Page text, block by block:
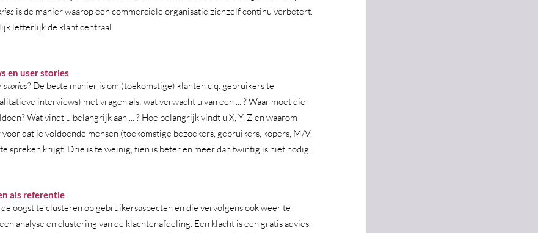
is de manier waarop een commerciële organisatie zichzelf continu verbetert.
letterlijk de klant centraal.
en user stories
stories? De beste manier is om (toekomstige) klanten c.q. gebruikers te
interviews) met vragen als: wat verwacht u van een ... ? Waar moet die
Wat vindt u belangrijk aan ... ? Hoe belangrijk vindt u X, Y, Z en waarom
dat je voldoende mensen (toekomstige bezoekers, gebruikers, kopers, M/V,
spreken krijgt. Drie is te weinig, tien is beter en meer dan twintig is niet nodig.
als referentie
oogst te clusteren op gebruikersaspecten en die vervolgens ook weer te
analyse en clustering van de klachtenafdeling. Een klacht is een gratis advies.